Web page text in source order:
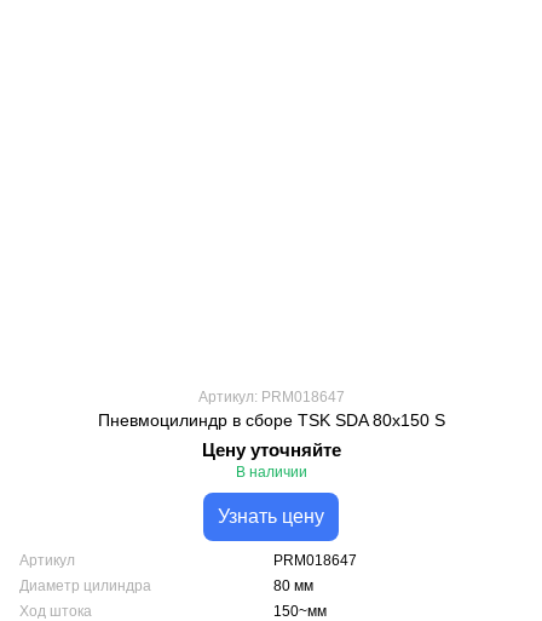
Артикул: PRM018647
Пневмоцилиндр в сборе TSK SDA 80x150 S
Цену уточняйте
В наличии
Узнать цену
Артикул
PRM018647
Диаметр цилиндра
80 мм
Ход штока
150~мм